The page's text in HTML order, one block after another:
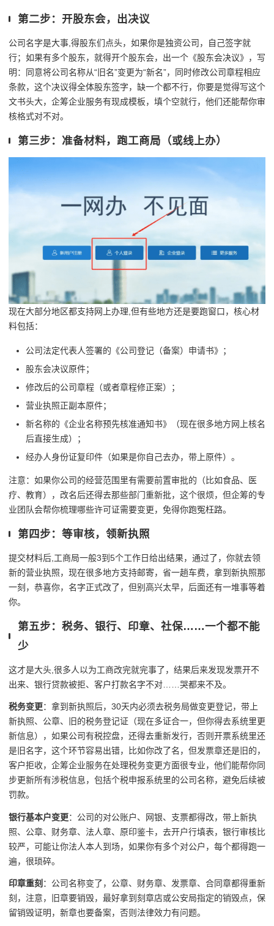
第二步：开股东会，出决议
公司名字是大事,得股东们点头，如果你是独资公司，自己签字就
行；如果有多个股东，就得开个股东会，出一个《股东会决议》，写
明：同意将公司名称从“旧名”变更为“新名”，同时修改公司章程相应
条款，这个决议得全体股东签字，缺一个都不行，你要是觉得写这个
文书头大，企筹企业服务有现成模板，填个空就行，他们还能帮你审
核格式对不对。
第三步：准备材料，跑工商局（或线上办）
现在大部分地区都支持网上办理,但有些地方还是要跑窗口，核心材
料包括：
公司法定代表人签署的《公司登记（备案）申请书》；
股东会决议原件；
修改后的公司章程（或者章程修正案）；
营业执照正副本原件；
新名称的《企业名称预先核准通知书》（现在很多地方网上核名
后直接生成）；
经办人身份证复印件（如果是你自己去办，带上原件）。
注意：如果你公司的经营范围里有需要前置审批的（比如食品、医
疗、教育），改名后还得去那些部门重新批，这个很烦，但企筹的专
业团队会帮你梳理哪些许可证需要变更，免得你跑冤枉路。
第四步：等审核，领新执照
提交材料后,工商局一般3到5个工作日给出结果，通过了，你就去领
新的营业执照，现在很多地方支持邮寄，省一趟车费，拿到新执照那
一刻，恭喜你，名字正式改了，但别高兴太早，后面还有一堆事等着
你。
第五步：税务、银行、印章、社保……一个都不能
少
这才是大头,很多人以为工商改完就完事了，结果后来发现发票开不
出来、银行贷款被拒、客户打款名字不对……哭都来不及。
税务变更：拿到新执照后，30天内必须去税务局做变更登记，带上
新执照、公章、旧的税务登记证（现在多证合一，但你得去系统里更
新信息），如果公司有税控盘，还得去重新发行，否则开票系统里还
是旧名字，这个环节容易出错，比如你改了名，但发票章还是旧的，
客户拒收，企筹企业服务在处理税务变更方面很专业，他们能帮你同
步更新所有涉税信息，包括个税申报系统里的公司名称，避免后续被
罚款。
银行基本户变更：公司的对公账户、网银、支票都得改，带上新执
照、公章、财务章、法人章、原印鉴卡，去开户行填表，银行审核比
较严，可能让你法人本人到场，如果你有多个对公户，每个都得跑一
遍，很琐碎。
印章重刻 ：公司名称变了，公章、财务章、发票章、合同章都得重新
刻，注意，旧章要销毁，最好拿到刻章店或公安局指定的销毁点，保
留销毁证明，新章也要备案，否则法律效力有问题。